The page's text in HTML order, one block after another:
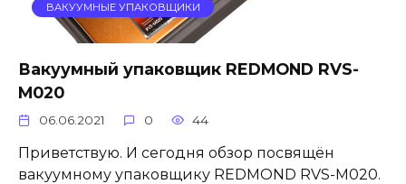
ВАКУУМНЫЕ УПАКОВЩИКИ
Вакуумный упаковщик REDMOND RVS-
M020
06.06.2021 0 44
Приветствую. И сегодня обзор посвящён
вакуумному упаковщику REDMOND RVS-M020.